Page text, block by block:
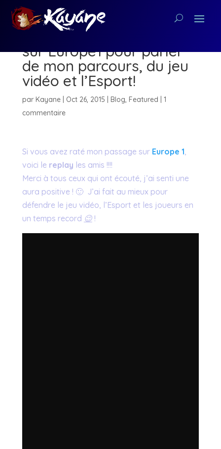
Replay de mon passage
sur Europe1 pour parler
de mon parcours, du jeu
vidéo et l’Esport!
par Kayane| Oct 26, 2015 Blog, Featured
1
commentaire
Si vous avez raté mon passage sur Europe 1,
voici le replay les amis !!!!
Merci à tous ceux qui ont écouté, j’ai senti une
aura positive ! 🙂 J’ai fait au mieux pour
défendre le jeu vidéo, l’Esport et les joueurs en
un temps record 😉!